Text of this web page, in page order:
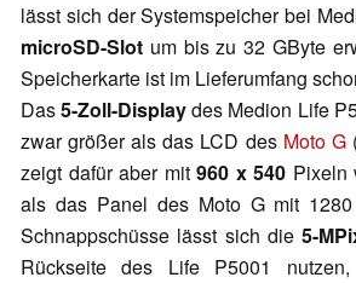
lässt sich der Systemspeicher bei
microSD-Slot um bis zu 32 GByte
Speicherkarte ist im Lieferumfang
Das5-Zoll-Displaydes Medion Life
zwar größer als das LCD des Moto G
zeigt dafür aber mit960 x 540 Pixeln
als das Panel des Moto G mit
Schnappschüsse lässt sich die5-
Rückseite des Life P5001